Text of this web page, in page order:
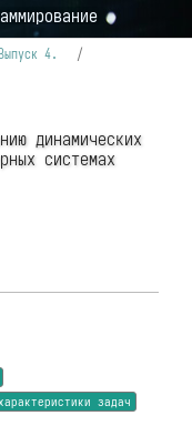
4.
/
динамических
системах
задач